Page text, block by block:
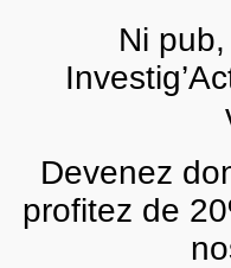
Venezuela, les
silence
9
FRNi
Devenez
profitez de